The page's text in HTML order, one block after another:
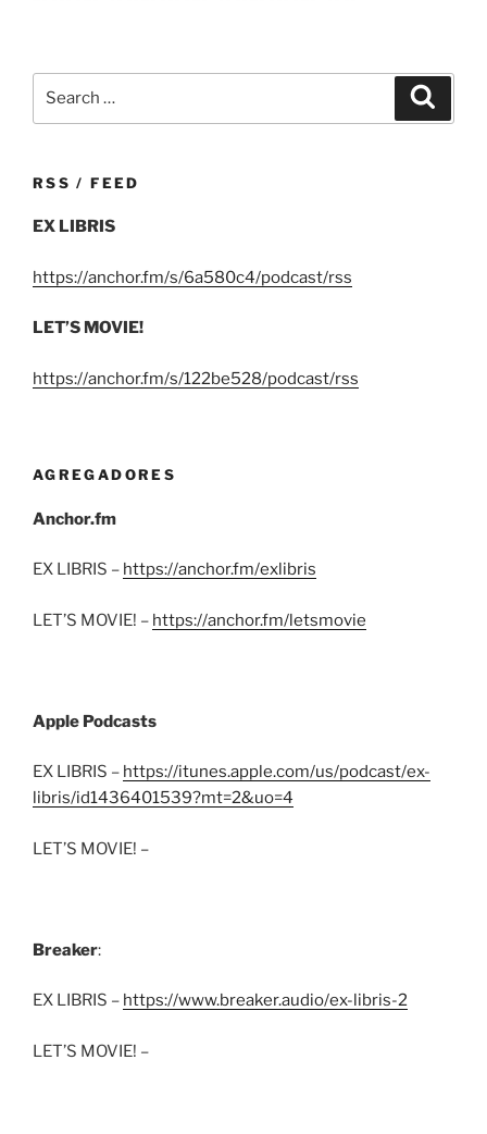
RSS / FEED
EX LIBRIS
https://anchor.fm/s/6a580c4/podcast/rss
LET’S MOVIE!
https://anchor.fm/s/122be528/podcast/rss
AGREGADORES
Anchor.fm
EX LIBRIS – https://anchor.fm/exlibris
LET’S MOVIE! – https://anchor.fm/letsmovie
Apple Podcasts
EX LIBRIS – https://itunes.apple.com/us/podcast/ex-
libris/id1436401539?mt=2&uo=4
LET’S MOVIE! –
Breaker:
EX LIBRIS – https://www.breaker.audio/ex-libris-2
LET’S MOVIE! –